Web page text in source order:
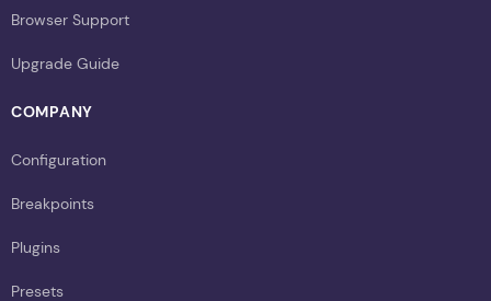
Browser Support
Upgrade Guide
COMPANY
Configuration
Breakpoints
Plugins
Presets